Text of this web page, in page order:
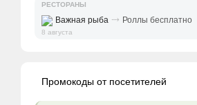
РЕСТОРАНЫ
Важная рыба ⤑ Роллы бесплатно
8 августа
Промокоды от посетителей